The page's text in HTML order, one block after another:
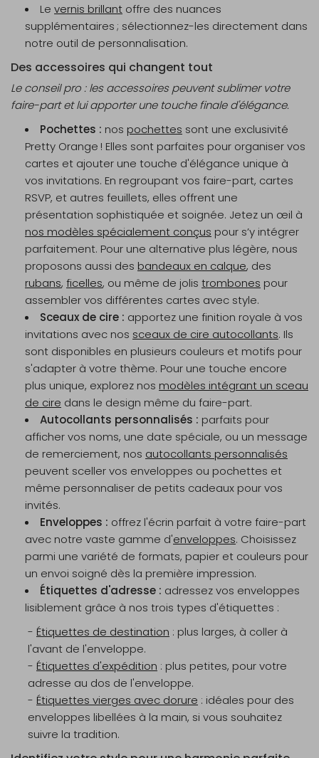
Le vernis brillant offre des nuances
supplémentaires ; sélectionnez-les directement dans
notre outil de personnalisation.
Des accessoires qui changent tout
Le conseil pro : les accessoires peuvent sublimer votre
faire-part et lui apporter une touche finale d'élégance.
Pochettes : nos pochettes sont une exclusivité
Pretty Orange ! Elles sont parfaites pour organiser vos
cartes et ajouter une touche d'élégance unique à
vos invitations. En regroupant vos faire-part, cartes
RSVP, et autres feuillets, elles offrent une
présentation sophistiquée et soignée. Jetez un œil à
nos modèles spécialement conçus pour s’y intégrer
parfaitement. Pour une alternative plus légère, nous
proposons aussi des bandeaux en calque, des
rubans, ficelles, ou même de jolis trombones pour
assembler vos différentes cartes avec style.
Sceaux de cire : apportez une finition royale à vos
invitations avec nos sceaux de cire autocollants. Ils
sont disponibles en plusieurs couleurs et motifs pour
s'adapter à votre thème. Pour une touche encore
plus unique, explorez nos modèles intégrant un sceau
de cire dans le design même du faire-part.
Autocollants personnalisés : parfaits pour
afficher vos noms, une date spéciale, ou un message
de remerciement, nos autocollants personnalisés
peuvent sceller vos enveloppes ou pochettes et
même personnaliser de petits cadeaux pour vos
invités.
Enveloppes : offrez l'écrin parfait à votre faire-part
avec notre vaste gamme d'enveloppes. Choisissez
parmi une variété de formats, papier et couleurs pour
un envoi soigné dès la première impression.
Étiquettes d'adresse : adressez vos enveloppes
lisiblement grâce à nos trois types d'étiquettes :
- Étiquettes de destination : plus larges, à coller à
l'avant de l'enveloppe.
- Étiquettes d'expédition : plus petites, pour votre
adresse au dos de l'enveloppe.
- Étiquettes vierges avec dorure : idéales pour des
enveloppes libellées à la main, si vous souhaitez
suivre la tradition.